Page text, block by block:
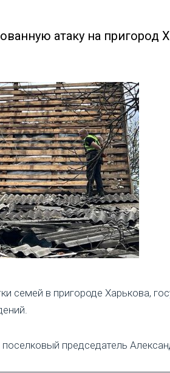
атаку на пригород
семей в пригороде Харькова,
председатель